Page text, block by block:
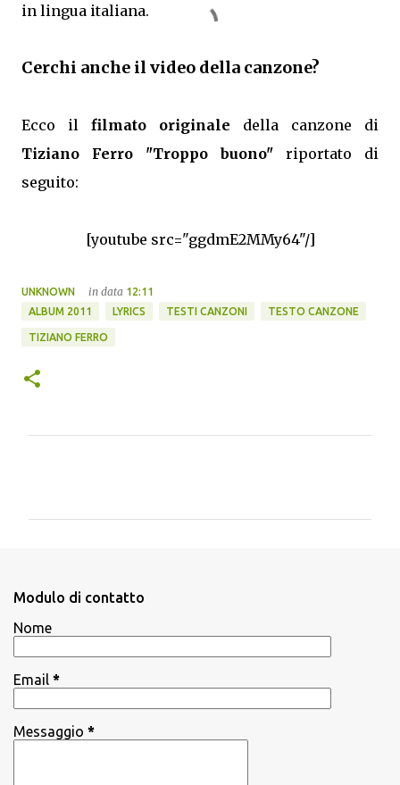
in lingua italiana.
Cerchi anche il video della canzone?
Ecco il filmato originale della canzone di
Tiziano Ferro "Troppo buono" riportato di
seguito:
[youtube src="ggdmE2MMy64"/]
UNKNOWN in data 12:11
ALBUM 2011
LYRICS TESTI CANZONI TESTO CANZONE
TIZIANO FERRO
i
Modulo di contatto
Nome
Email *
Messaggio *